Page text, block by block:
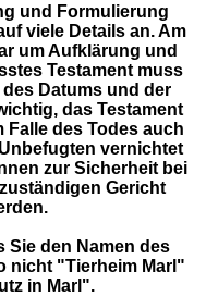
und Formulierung
viele Details an. Am
um Aufklärung und
Testament muss
Datums und der
das Testament
Falle des Todes auch
vernichtet
zur Sicherheit bei
Gericht
Sie den Namen des
nicht "Tierheim Marl"
in Marl".